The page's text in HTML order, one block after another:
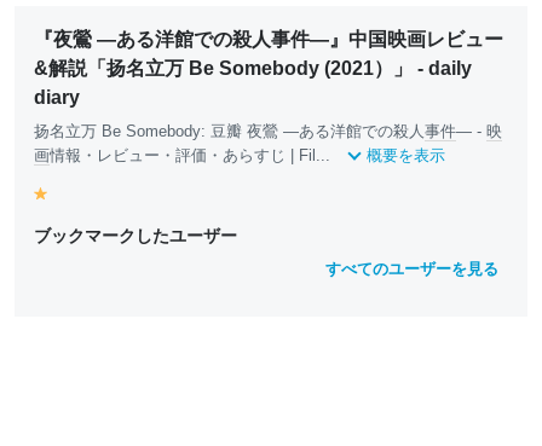
『夜鶯 ―ある洋館での殺人事件―』中国映画レビュー
&解説「扬名立万 Be Somebody (2021）」 - daily
diary
扬名立万 Be Somebody: 豆瓣 夜鶯 ―ある洋館での殺人事件― - 映
画情報・レビュー・評価・あらすじ | Fil... 概要を表示
ll
ブックマークしたユーザー
すべてのユーザーを見る